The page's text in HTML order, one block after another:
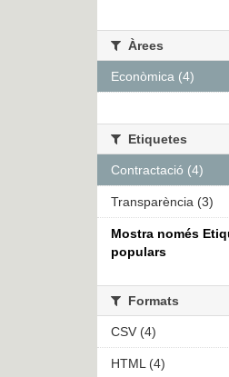
Àrees
Econòmica (4)
Etiquetes
Contractació (4)
Transparència (3)
Mostra només
populars
Formats
CSV (4)
HTML (4)